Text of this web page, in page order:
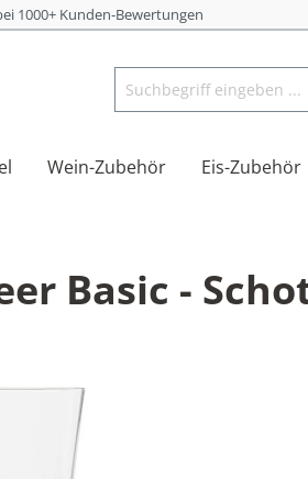
1000+ Kunden-Bewertungen
Wein-Zubehör Eis-Zubehör
Basic -